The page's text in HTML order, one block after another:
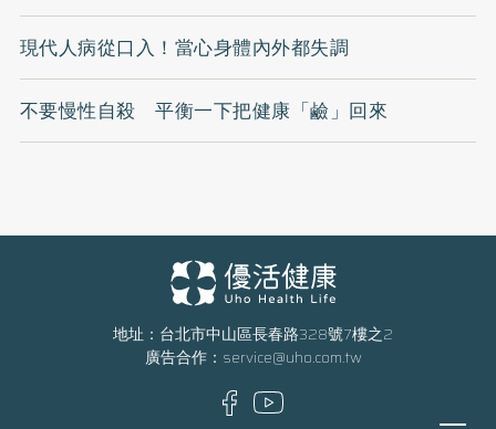
現代人病從口入！當心身體內外都失調
不要慢性自殺 平衡一下把健康「鹼」回來
地址：台北市中山區長春路328號7樓之2
廣告合作： service@uho.com.tw